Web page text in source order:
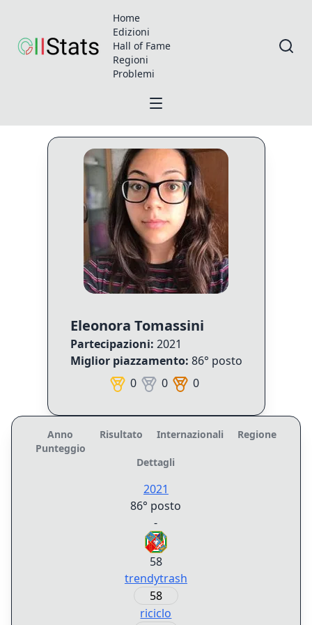
Home
Edizioni
Hall of Fame
Regioni
Problemi
Eleonora Tomassini
Partecipazioni: 2021
Miglior piazzamento: 86° posto
0
0 0
Anno Risultato Internazionali
Regione
Punteggio
Dettagli
2021
86° posto
-
58
trendytrash
58
riciclo